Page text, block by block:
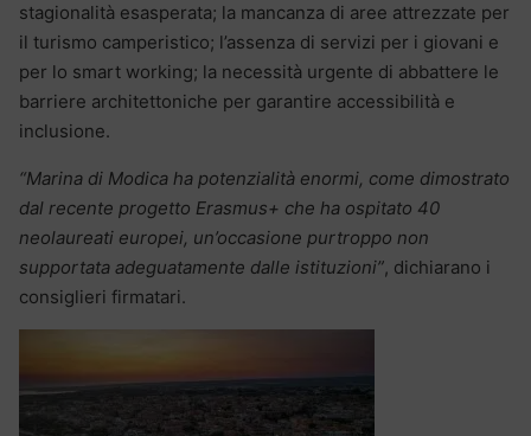
stagionalità esasperata; la mancanza di aree attrezzate per
il turismo camperistico; l’assenza di servizi per i giovani e
per lo smart working; la necessità urgente di abbattere le
barriere architettoniche per garantire accessibilità e
inclusione.
“Marina di Modica ha potenzialità enormi, come dimostrato
dal recente progetto Erasmus+ che ha ospitato 40
neolaureati europei, un’occasione purtroppo non
supportata adeguatamente dalle istituzioni”, dichiarano i
consiglieri firmatari.